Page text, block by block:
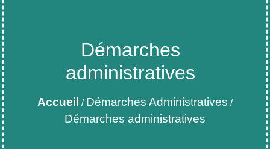
Démarches
administratives
Accueil / Démarches Administratives /
Démarches administratives